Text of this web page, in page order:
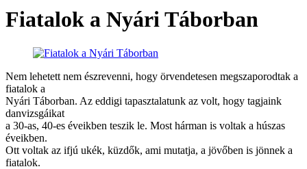
Fiatalok a Nyári Táborban
Nem lehetett nem észrevenni, hogy örvendetesen megszaporodtak a
fiatalok a
Nyári Táborban. Az eddigi tapasztalatunk az volt, hogy tagjaink
danvizsgáikat
a 30-as, 40-es éveikben teszik le. Most hárman is voltak a húszas
éveikben.
Ott voltak az ifjú ukék, küzdők, ami mutatja, a jövőben is jönnek a
fiatalok.